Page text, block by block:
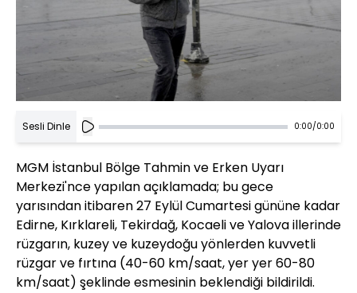
Sesli Dinle 0:00/0:00
MGM İstanbul Bölge Tahmin ve Erken Uyarı
Merkezi'nce yapılan açıklamada; bu gece
yarısından itibaren 27 Eylül Cumartesi gününe kadar
Edirne, Kırklareli, Tekirdağ, Kocaeli ve Yalova illerinde
rüzgarın, kuzey ve kuzeydoğu yönlerden kuvvetli
rüzgar ve fırtına (40-60 km/saat, yer yer 60-80
km/saat) şeklinde esmesinin beklendiği bildirildi.